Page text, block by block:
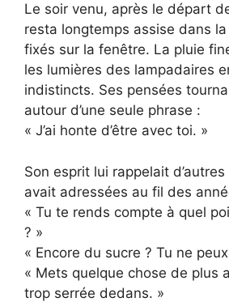
Le soir venu, après le départ
resta longtemps assise dans
fixés sur la fenêtre. La pluie
les lumières des lampadaires
indistincts. Ses pensées
autour d’une seule phrase :
« J’ai honte d’être avec toi. »
Son esprit lui rappelait d’autres
avait adressées au fil des
« Tu te rends compte à quel
? »
« Encore du sucre ? Tu ne
« Mets quelque chose de plus
trop serrée dedans. »